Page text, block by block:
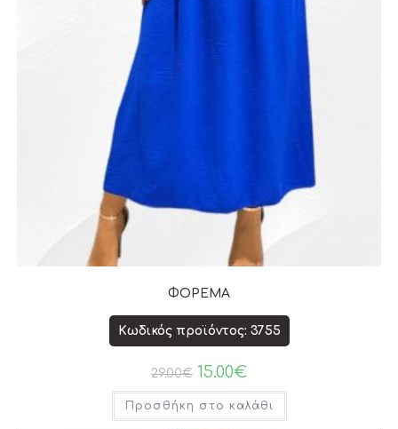
ΦΟΡΕΜΑ
Κωδικός προϊόντος: 3755
29.00€ 15.00€
Προσθήκη στο καλάθι